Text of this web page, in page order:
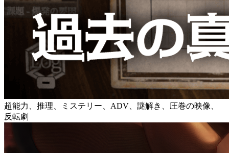
超能力、推理、ミステリー、ADV、謎解き、圧巻の映像、
反転劇